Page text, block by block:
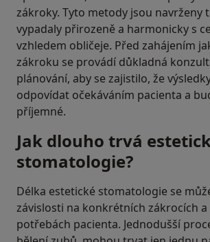
zákroky. Tyto metody jsou navrženy
vypadaly přirozeně a harmonicky s
vzhledem obličeje. Před zahájením
zákroku se provádí důkladná
plánování, aby se zajistilo, že
odpovídat očekáváním pacienta a
příjemné.
Jak dlouho trvá
stomatologie?
Délka estetické stomatologie se
závislosti na konkrétních zákrocích
potřebách pacienta. Jednodušší